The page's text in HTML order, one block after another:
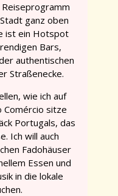
Reiseprogramm
ganz oben
ist ein Hotspot
Bars,
authentischen
Straßenecke.
wie ich auf
Comércio sitze
Portugals, das
Ich will auch
Fadohäuser
Essen und
in die lokale